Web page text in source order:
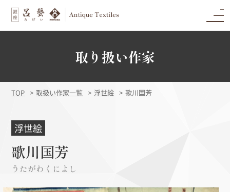
取り扱い作家
TOP 取扱い作家一覧 浮世絵 歌川国芳
浮世絵
歌川国芳
うたがわくによし